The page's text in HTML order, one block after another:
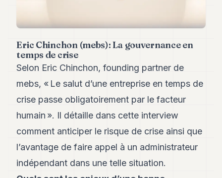
Andy
Andy
18
Andy
16
Andy
Andy
14
13
Andy
12
Andy
Eric Chinchon (mebs): La gouvernance en
temps de crise
Selon Eric Chinchon, founding partner de
mebs, « Le salut d’une entreprise en temps de
crise passe obligatoirement par le facteur
humain ». Il détaille dans cette interview
comment anticiper le risque de crise ainsi que
l’avantage de faire appel à un administrateur
indépendant dans une telle situation.